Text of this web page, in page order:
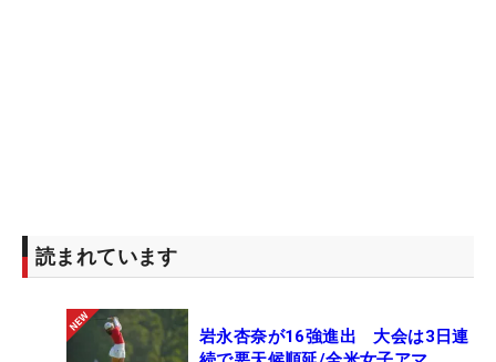
読まれています
岩永杏奈が16強進出 大会は3日連